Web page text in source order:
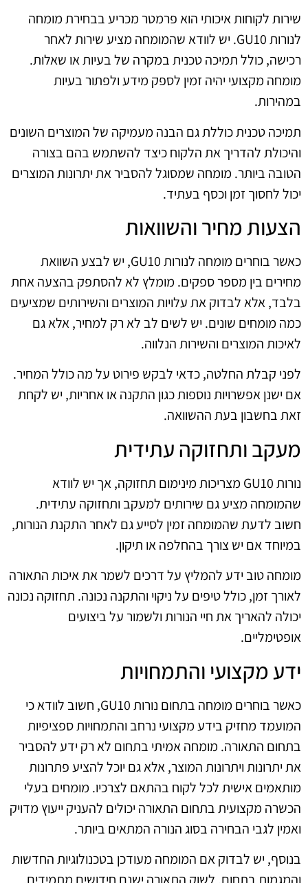
שירות לקוחות איכותי הוא פרמטר מכריע בבחירת מומחה
לנורות GU10. יש לוודא שהמומחה מציע שירות לאחר
רכישה, כולל תמיכה טכנית במקרה של בעיות או שאלות.
מומחה מקצועי יהיה זמין לספק מידע ולפתור בעיות
במהירות.
תמיכה טכנית כוללת גם הבנה מעמיקה של המוצרים השונים
והיכולת להדריך את הלקוח כיצד להשתמש בהם בצורה
הטובה ביותר. מומחה שמסוגל להסביר את יתרונות המוצרים
יכול לחסוך זמן וכסף בעתיד.
הצעות מחיר והשוואות
כאשר בוחרים מומחה לנורות GU10, יש לבצע השוואת
מחירים בין מספר ספקים. מומלץ לא להסתפק בהצעה אחת
בלבד, אלא לבדוק את עלויות המוצרים והשירותים שמציעים
כמה מומחים שונים. יש לשים לב לא רק למחיר, אלא גם
לאיכות המוצרים והשירות הנלווה.
לפני קבלת החלטה, כדאי לבקש פירוט על מה כולל המחיר.
אם ישנן אפשרויות נוספות כגון התקנה או אחריות, יש לקחת
זאת בחשבון בעת ההשוואה.
מעקב ותחזוקה עתידית
נורות GU10 מצריכות מינימום תחזוקה, אך יש לוודא
שהמומחה מציע גם שירותים למעקב ותחזוקה עתידית.
חשוב לדעת שהמומחה זמין לסייע גם לאחר התקנת הנורות,
במיוחד אם יש צורך בהחלפה או תיקון.
מומחה טוב ידע להמליץ על דרכים לשמר את איכות התאורה
לאורך זמן, כולל טיפים על ניקוי והתקנה נכונה. תחזוקה נכונה
יכולה להאריך את חיי הנורות ולשמור על ביצועים
אופטימליים.
ידע מקצועי והתמחויות
כאשר בוחרים מומחה בתחום נורות GU10, חשוב לוודא כי
המועמד מחזיק בידע מקצועי נרחב והתמחויות ספציפיות
בתחום התאורה. מומחה אמיתי בתחום לא רק ידע להסביר
את יתרונות ויתרונות המוצר, אלא גם יוכל להציע פתרונות
מותאמים אישית לכל לקוח בהתאם לצרכיו. מומחים בעלי
הכשרה מקצועית בתחום התאורה יכולים להעניק ייעוץ מדויק
ואמין לגבי הבחירה בסוג הנורה המתאים ביותר.
בנוסף, יש לבדוק אם המומחה מעודכן בטכנולוגיות החדשות